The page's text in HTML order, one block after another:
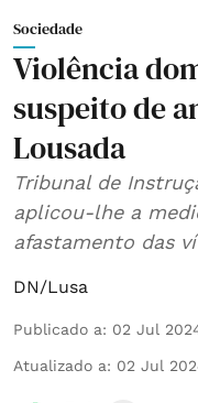
Sociedade
Violência
suspeito de
Lousada
Tribunal de
aplicou-lhe a
afastamento das
DN/Lusa
Publicado a: 02 Jul
Atualizado a: 02 Jul